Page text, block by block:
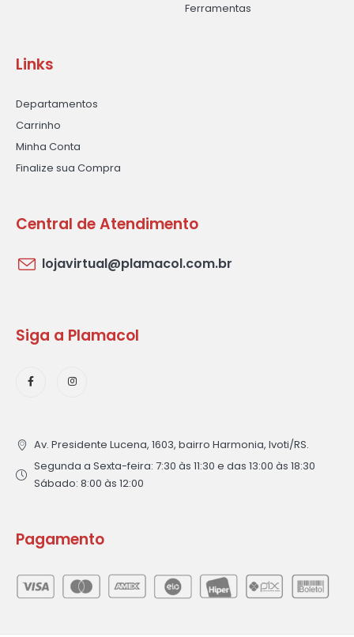
Ferramentas
Links
Departamentos
Carrinho
Minha Conta
Finalize sua Compra
Central de Atendimento
lojavirtual@plamacol.com.br
Siga a Plamacol
Av. Presidente Lucena, 1603, bairro Harmonia, Ivoti/RS.
Segunda a Sexta-feira: 7:30 às 11:30 e das 13:00 às 18:30
Sábado: 8:00 às 12:00
Pagamento